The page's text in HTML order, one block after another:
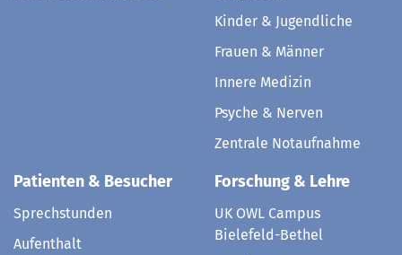
Kinder & Jugendliche
Frauen & Männer
Innere Medizin
Psyche & Nerven
Zentrale Notaufnahme
Patienten & Besucher
Sprechstunden
Aufenthalt
Forschung & Lehre
UK OWL Campus
Bielefeld-Bethel